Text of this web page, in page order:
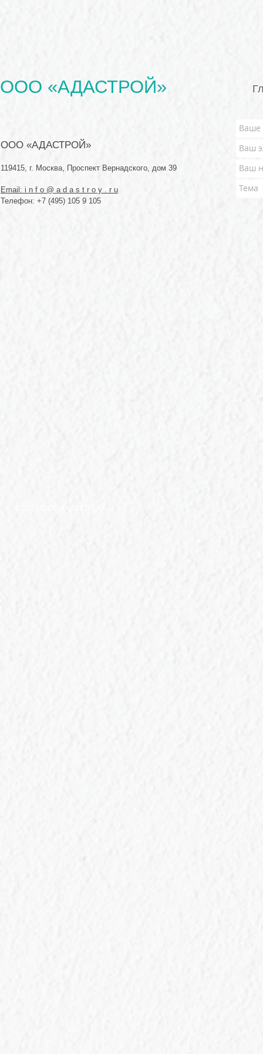
ООО «АДАСТРОЙ»
ООО «АДАСТРОЙ»
119415, г. Москва, Проспект Вернадского, дом 39
Email: i n f o @ a d a s t r o y . r u
Телефон: +7 (495) 105 9 105